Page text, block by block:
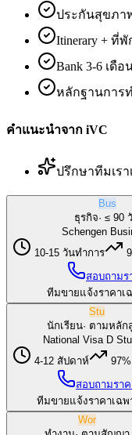
ประกันสุขภาพ
Itinerary + ที่พั
Bank 3-6 เดือ
หลักฐานการ
คำแนะนำจาก iVC
ปรึกษาทีมเรา
Bus
ธุรกิจ· ≤ 90
Schengen
10-15 วันทำการ
สอบถามร
ทีมขายแจ้งราคาเ
Stu
นักเรียน· ตามหลัก
National Visa D
4-12 สัปดาห์
97%
สอบถามรา
ทีมขายแจ้งราคาเฉพ
Wor